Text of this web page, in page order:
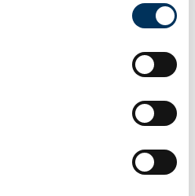
widerrufen
Ihre geografische Lage
(Fingerprinting) identifizieren
wie Ihre persönlichen Daten